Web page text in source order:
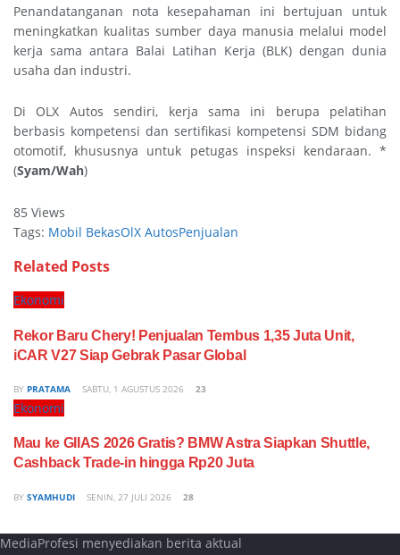
Penandatanganan nota kesepahaman ini bertujuan untuk
meningkatkan kualitas sumber daya manusia melalui model
kerja sama antara Balai Latihan Kerja (BLK) dengan dunia
usaha dan industri.
Di OLX Autos sendiri, kerja sama ini berupa pelatihan
berbasis kompetensi dan sertifikasi kompetensi SDM bidang
otomotif, khususnya untuk petugas inspeksi kendaraan. *
(Syam/Wah)
85 Views
Tags: Mobil BekasOlX AutosPenjualan
Related Posts
Ekonomi
Rekor Baru Chery! Penjualan Tembus 1,35 Juta Unit,
iCAR V27 Siap Gebrak Pasar Global
BY PRATAMA SABTU, 1 AGUSTUS 2026 23
Ekonomi
Mau ke GIIAS 2026 Gratis? BMW Astra Siapkan Shuttle,
Cashback Trade-in hingga Rp20 Juta
BY SYAMHUDI SENIN, 27 JULI 2026 28
MediaProfesi menyediakan berita aktual